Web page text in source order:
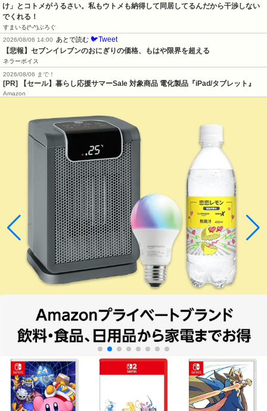
け」とコトメがうるさい。私もウトメも納得して同居してるんだから干渉しない
でくれる！
すまいる(^-^)ぶろぐ
2026/08/06 14:00
あとで読む 🐦Tweet
【悲報】セブンイレブンのおにぎりの価格、もはや限界を超える
ネラーボイス
2026/08/06 まで！
[PR] 【セール】暮らし応援サマーSale 対象商品 電化製品『iPad/タブレット』
Amazon